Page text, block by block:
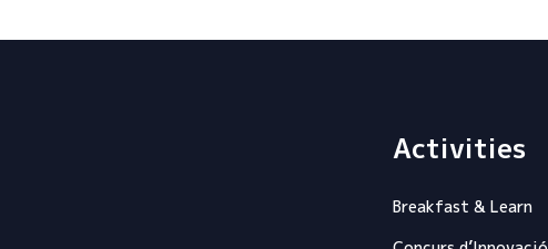
Activities
Breakfast & Learn